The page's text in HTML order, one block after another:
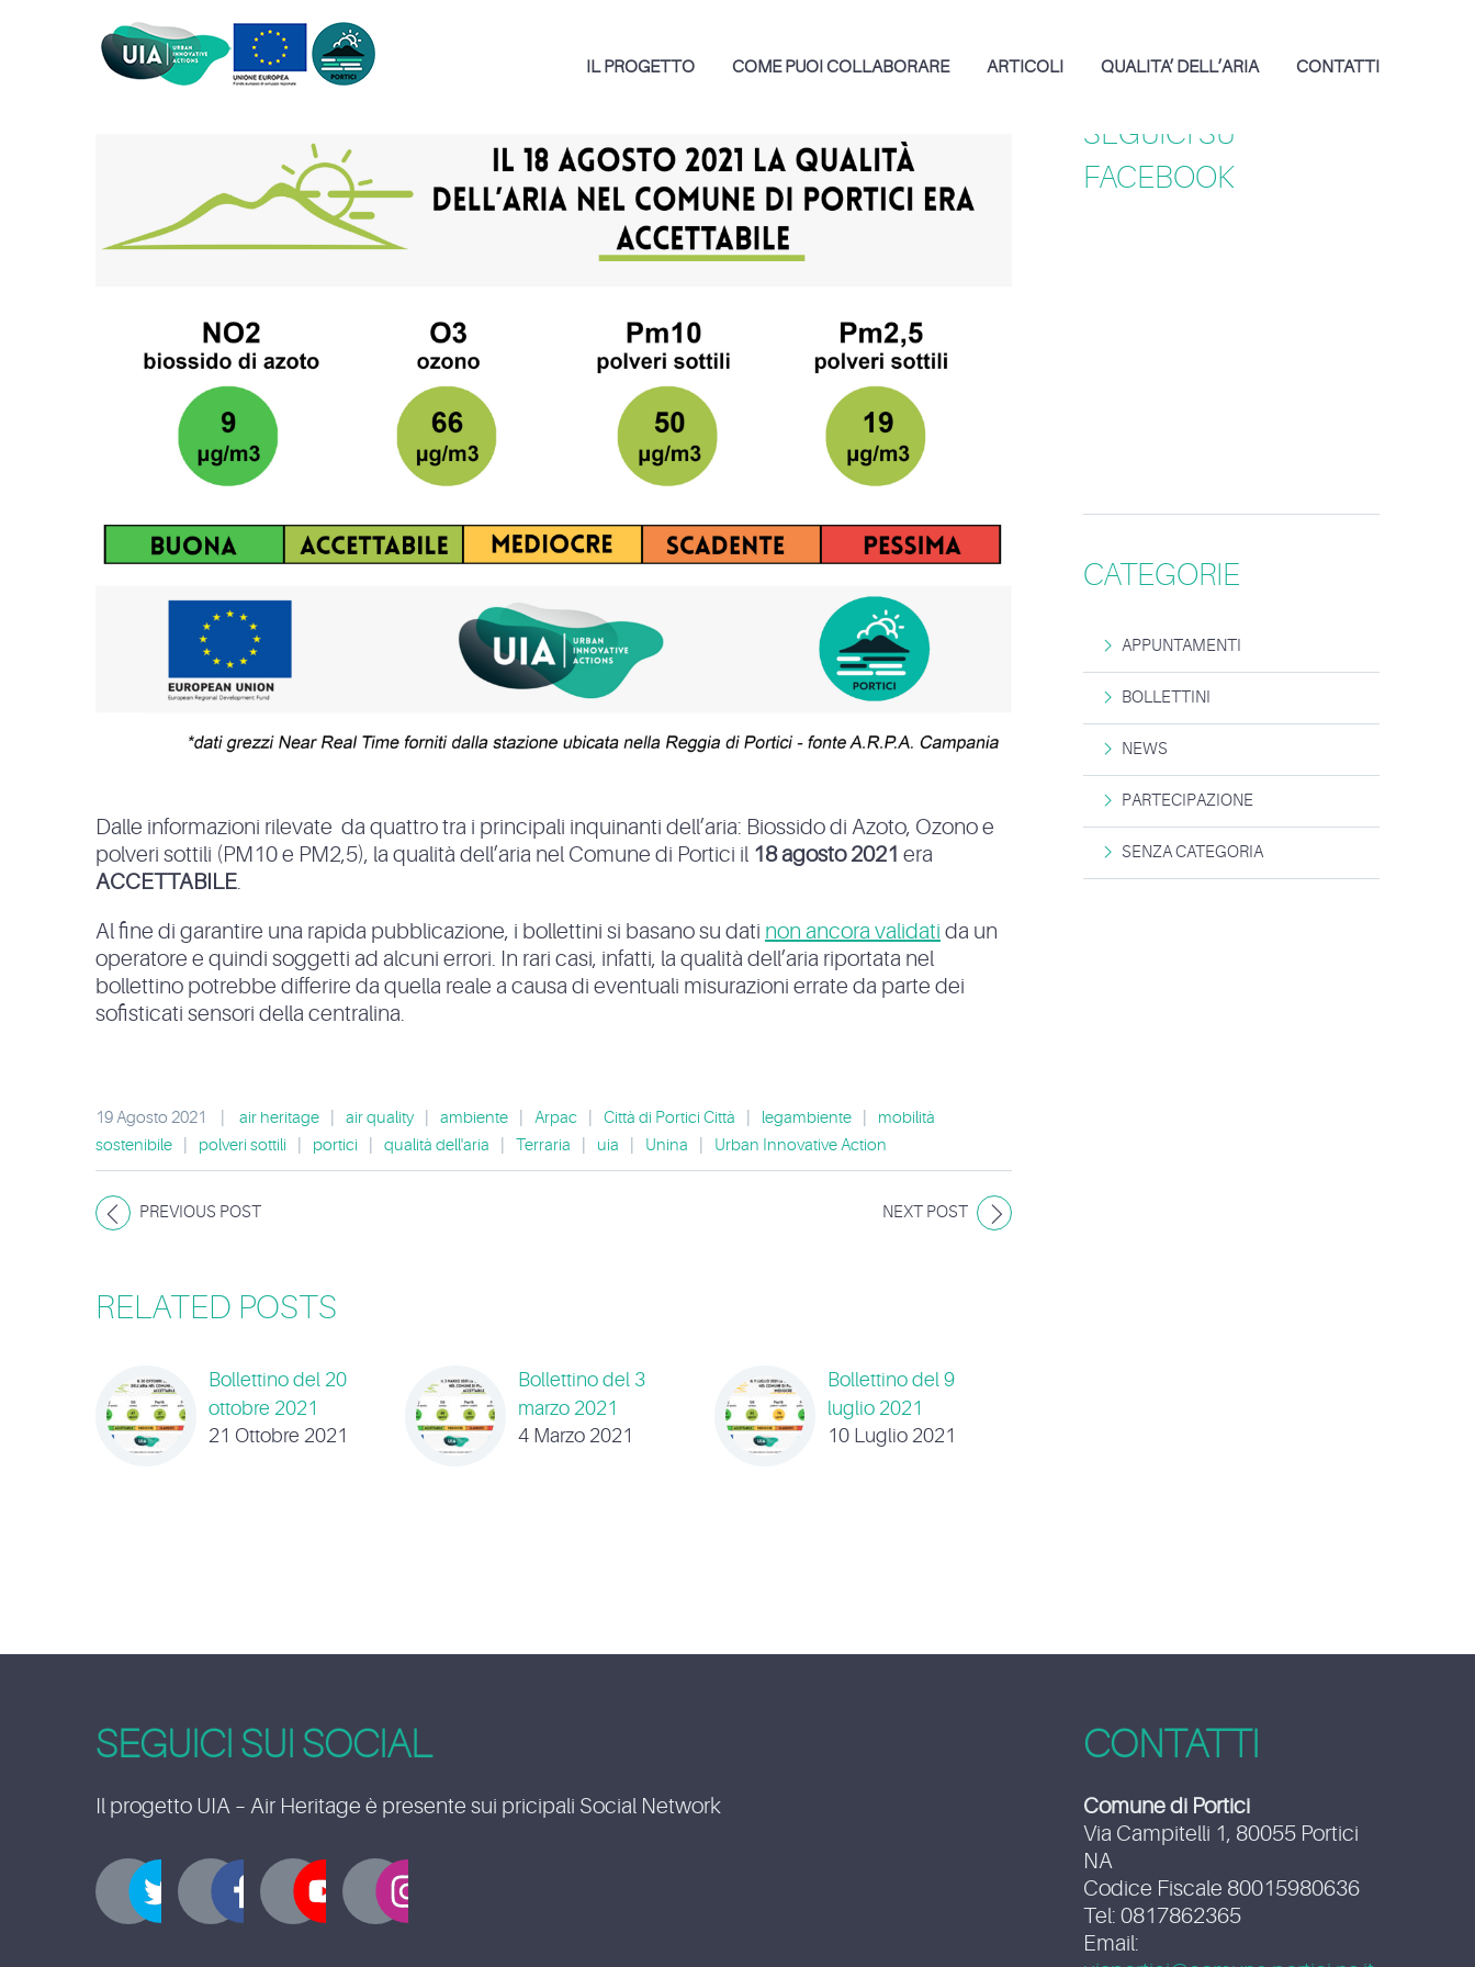
IL PROGETTO COME PUOI COLLABORARE ARTICOLI QUALITA’ DELL’ARIA CONTATTI
Dalle informazioni rilevate da quattro tra i principali inquinanti dell’aria: Biossido di Azoto, Ozono e
polveri sottili (PM10 e PM2,5), la qualità dell’aria nel Comune di Portici il 18 agosto 2021 era
ACCETTABILE.
Al fine di garantire una rapida pubblicazione, i bollettini si basano su dati non ancora validati da un
operatore e quindi soggetti ad alcuni errori. In rari casi, infatti, la qualità dell’aria riportata nel
bollettino potrebbe differire da quella reale a causa di eventuali misurazioni errate da parte dei
sofisticati sensori della centralina.
19 Agosto 2021 air heritage air quality ambiente Arpac Città di Portici Città legambiente
mobilità
sostenibile
polveri sottili portici qualità dell'aria Terraria uia Unina Urban Innovative Action
PREVIOUS POST NEXT POST
RELATED POSTS
Bollettino del 20
ottobre 2021
21 Ottobre 2021
Bollettino del 3
marzo 2021
4 Marzo 2021
Bollettino del 9
luglio 2021
10 Luglio 2021
SEGUICI SU
FACEBOOK
CATEGORIE
APPUNTAMENTI
BOLLETTINI
NEWS
PARTECIPAZIONE
SENZA CATEGORIA
SEGUICI SUI SOCIAL
Il progetto UIA – Air Heritage è presente sui pricipali Social Network
CONTATTI
Comune di Portici
Via Campitelli 1, 80055 Portici
NA
Codice Fiscale 80015980636
Tel: 0817862365
Email: